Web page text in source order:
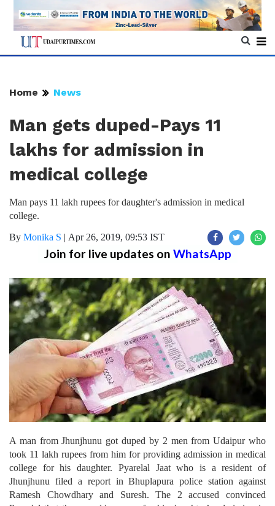
Home News
Man gets duped-Pays 11
lakhs for admission in
medical college
Man pays 11 lakh rupees for daughter's admission in medical
college.
By Monika S | Apr 26, 2019, 09:53 IST
Join for live updates on WhatsApp
A man from Jhunjhunu got duped by 2 men from Udaipur who
took 11 lakh rupees from him for providing admission in medical
college for his daughter. Pyarelal Jaat who is a resident of
Jhunjhunu filed a report in Bhuplapura police station against
Ramesh Chowdhary and Suresh. The 2 accused convinced